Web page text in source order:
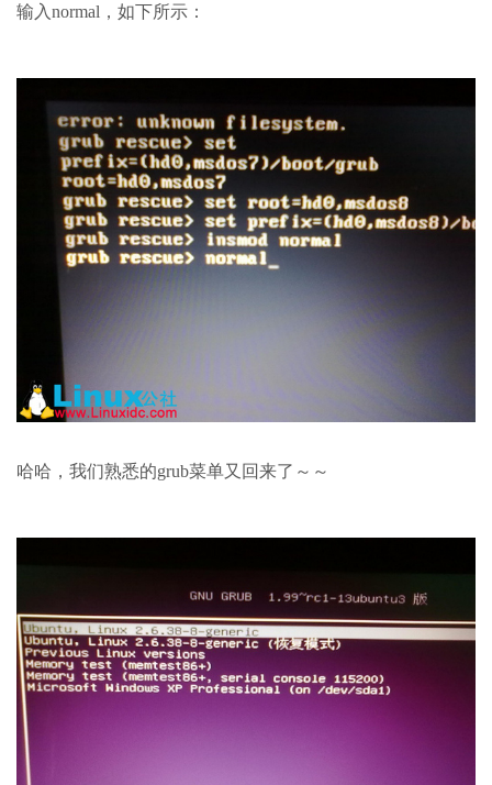
输入normal，如下所示：
哈哈，我们熟悉的grub菜单又回来了～～